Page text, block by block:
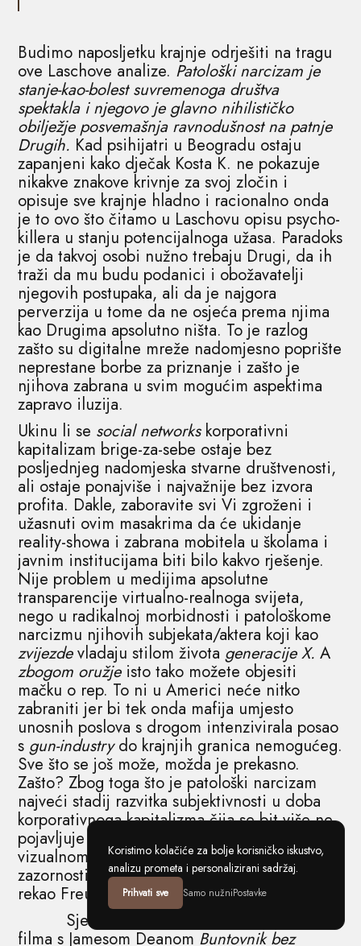
Budimo naposljetku krajnje odrješiti na tragu
ove Laschove analize. Patološki narcizam je
stanje-kao-bolest suvremenoga društva
spektakla i njegovo je glavno nihilističko
obilježje posvemašnja ravnodušnost na patnje
Drugih. Kad psihijatri u Beogradu ostaju
zapanjeni kako dječak Kosta K. ne pokazuje
nikakve znakove krivnje za svoj zločin i
opisuje sve krajnje hladno i racionalno onda
je to ovo što čitamo u Laschovu opisu psycho-
killera u stanju potencijalnoga užasa. Paradoks
je da takvoj osobi nužno trebaju Drugi, da ih
traži da mu budu podanici i obožavatelji
njegovih postupaka, ali da je najgora
perverzija u tome da ne osjeća prema njima
kao Drugima apsolutno ništa. To je razlog
zašto su digitalne mreže nadomjesno poprište
neprestane borbe za priznanje i zašto je
njihova zabrana u svim mogućim aspektima
zapravo iluzija.
Ukinu li se social networkskorporativni
kapitalizam brige-za-sebe ostaje bez
posljednjeg nadomjeska stvarne društvenosti,
ali ostaje ponajviše i najvažnije bez izvora
profita. Dakle, zaboravite svi Vi zgroženi i
užasnuti ovim masakrima da će ukidanje
reality-showa i zabrana mobitela u školama i
javnim institucijama biti bilo kakvo rješenje.
Nije problem u medijima apsolutne
transparencije virtualno-realnoga svijeta,
nego u radikalnoj morbidnosti i patološkome
narcizmu njihovih subjekata/aktera koji kao
zvijezdevladaju stilom životageneracije X.A
zbogom oružje isto tako možete objesiti
mačku o rep. To ni u Americi neće nitko
zabraniti jer bi tek onda mafija umjesto
unosnih poslova s drogom intenzivirala posao
sgun-industrydo krajnjih granica nemogućeg.
Sve što se još može, možda je prekasno.
Zašto? Zbog toga što je patološki narcizam
najveći stadij razvitka subjektivnosti u doba
korporativnoga kapitalizma čija se bit više ne
pojavljuje u formi robe kao robe, nego u
vizualnome fetišu ljudskoga tijela kao užitka i
zazornosti u čistoj sublimaciji, kako bi to
rekao Freud,
s onu stranu načela ugode.
Sjetimo li se danas već zaboravljenoga
filma s Jamesom Deanom Buntovnik bez
Koristimo kolačiće za bolje korisničko iskustvo,
analizu prometa i personalizirani sadržaj.
Prihvati sve Samo nužniPostavke